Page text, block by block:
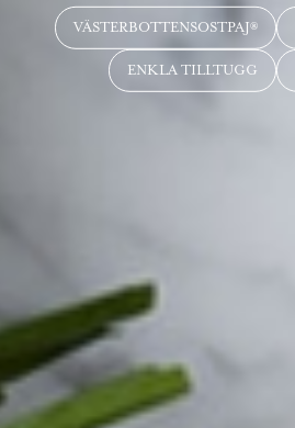
VÄSTERBOTTENSOSTPAJ®
ENKLA TILLTUGG